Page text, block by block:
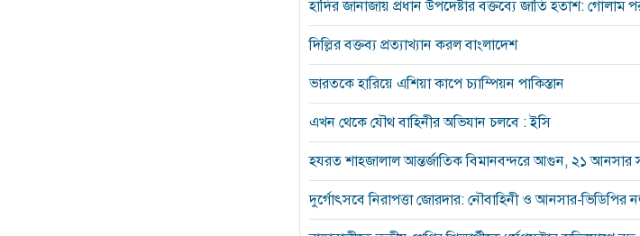
হাদির জানাজায় প্রধান উপদেষ্টার বক্তব্যে জাতি হতাশ: গোলাম
দিল্লির বক্তব্য প্রত্যাখ্যান করল বাংলাদেশ
ভারতকে হারিয়ে এশিয়া কাপে চ্যাম্পিয়ন পাকিস্তান
এখন থেকে যৌথ বাহিনীর অভিযান চলবে : ইসি
হযরত শাহজালাল আন্তর্জাতিক বিমানবন্দরে আগুন, ২১
দুর্গোৎসবে নিরাপত্তা জোরদার: নৌবাহিনী ও আনসার-ভিডিপির